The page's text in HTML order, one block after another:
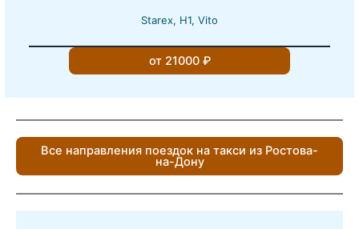
Starex, H1, Vito
от 21000 ₽
Все направления поездок на такси из Ростова-
на-Дону